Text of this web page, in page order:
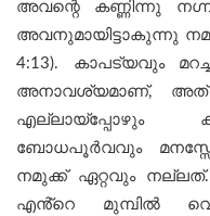
അവന്റെ കണ്ണിന്നു
അവനുമായിട്ടാകുന്നു
4:13). കാപട്യവും
അനാവശ്യമാണ്, അത്
എല്ലായ്‌പ്പോഴും
ബോധപൂർവവും
നമുക്ക് ഏറ്റവും
എൻ്റെ മുമ്പിൽ